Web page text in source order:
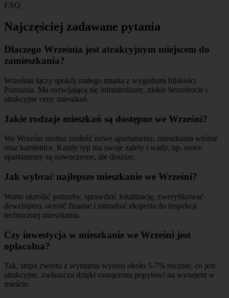
FAQ
Najczęściej zadawane pytania
Dlaczego Września jest atrakcyjnym miejscem do
zamieszkania?
Września łączy spokój małego miasta z wygodami bliskości
Poznania. Ma rozwijającą się infrastrukturę, niskie bezrobocie i
atrakcyjne ceny mieszkań.
Jakie rodzaje mieszkań są dostępne we Wrześni?
We Wrześni można znaleźć nowe apartamenty, mieszkania wtórne
oraz kamienice. Każdy typ ma swoje zalety i wady, np. nowe
apartamenty są nowoczesne, ale droższe.
Jak wybrać najlepsze mieszkanie we Wrześni?
Warto określić potrzeby, sprawdzić lokalizację, zweryfikować
dewelopera, ocenić finanse i zatrudnić eksperta do inspekcji
technicznej mieszkania.
Czy inwestycja w mieszkanie we Wrześni jest
opłacalna?
Tak, stopa zwrotu z wynajmu wynosi około 5-7% rocznie, co jest
atrakcyjne, zwłaszcza dzięki rosnącemu popytowi na wynajem w
mieście.